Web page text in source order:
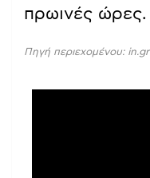
πρωινές ώρες.
Πηγή περιεχομένου: in.gr